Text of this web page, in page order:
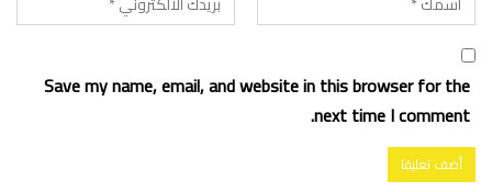
Save my name, email, and website in this browser for the
next time I comment.